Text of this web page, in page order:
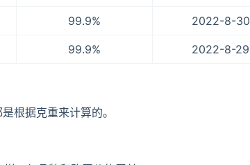
99.9% 2022-8-30
99.9% 2022-8-29
根据克重来计算的。